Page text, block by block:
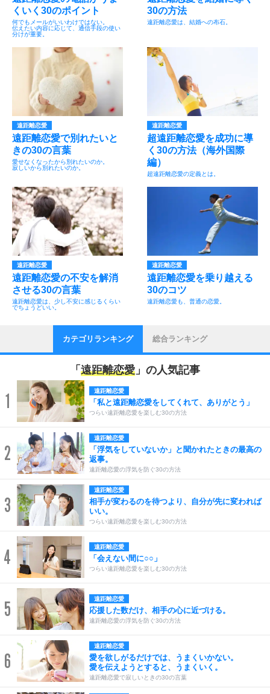
くいく30のポイント
何でもメールがいいわけではない。
伝えたい内容に応じて、通信手段の使い
分けが重要。
30の方法
遠距離恋愛は、結婚への布石。
遠距離恋愛
遠距離恋愛で別れたいと
きの30の言葉
愛せなくなったから別れたいのか。
寂しいから別れたいのか。
遠距離恋愛
超遠距離恋愛を成功に導
く30の方法（海外国際
編）
超遠距離恋愛の定義とは。
遠距離恋愛
遠距離恋愛の不安を解消
させる30の言葉
遠距離恋愛は、少し不安に感じるくらい
でちょうどいい。
遠距離恋愛
遠距離恋愛を乗り越える
30のコツ
遠距離恋愛も、普通の恋愛。
カテゴリランキング 総合ランキング
「 遠距離恋愛 」の人気記事
1 遠距離恋愛
「私と遠距離恋愛をしてくれて、ありがとう」
つらい遠距離恋愛を楽しむ30の方法
2
遠距離恋愛
「浮気をしていないか」と聞かれたときの最高の
返事。
遠距離恋愛の浮気を防ぐ30の方法
3
遠距離恋愛
相手が変わるのを待つより、自分が先に変われば
いい。
つらい遠距離恋愛を楽しむ30の方法
4 遠距離恋愛
「会えない間に○○」
つらい遠距離恋愛を楽しむ30の方法
5 遠距離恋愛
応援した数だけ、相手の心に近づける。
遠距離恋愛の浮気を防ぐ30の方法
6
遠距離恋愛
愛を欲しがるだけでは、うまくいかない。
愛を伝えようとすると、うまくいく。
遠距離恋愛で寂しいときの30の言葉